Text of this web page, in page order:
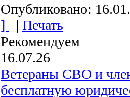
Опубликовано:
]
| Печать
Рекомендуем
16.07.26
Ветераны СВО и
бесплатную